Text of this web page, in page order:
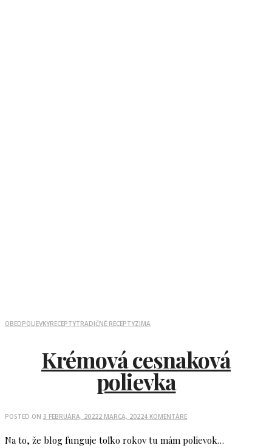
OBEDPOLIEVKYRECEPTYTRADIČNÉ RECEPTYZIMA
Krémová cesnaková
polievka
POSTED ON 3 FEBRUÁRA, 20222 MARCA, 20224 KOMENTÁRE
Na to, že blog funguje toľko rokov tu mám polievok…